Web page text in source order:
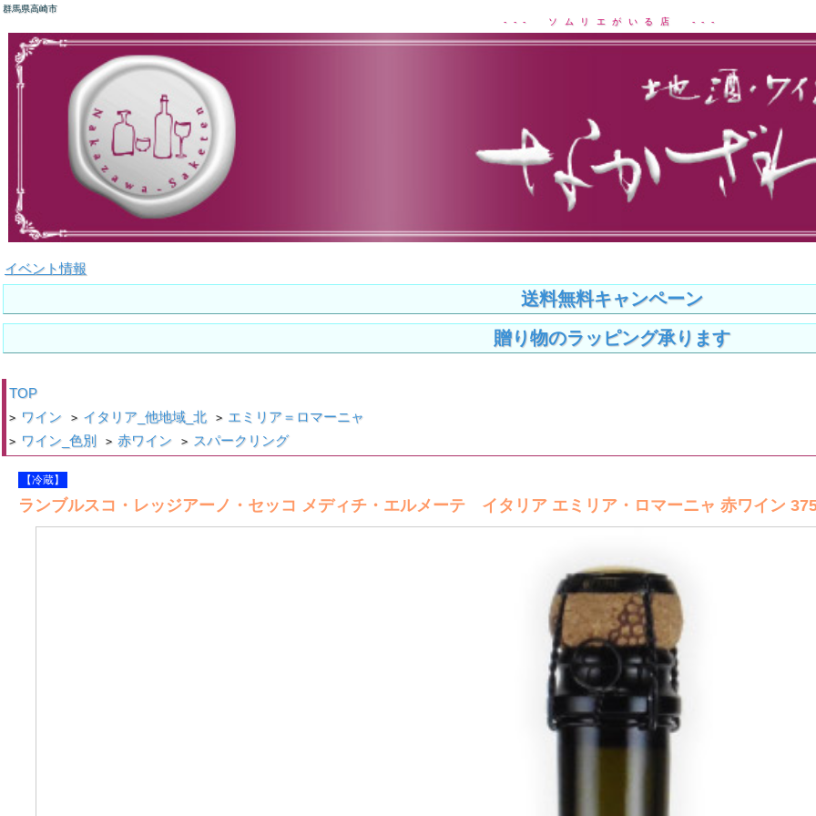
群馬県高崎市
--- ソムリエがいる店 ---
イベント情報
送料無料キャンペーン
贈り物のラッピング承ります
TOP
> ワイン > イタリア_他地域_北 > エミリア＝ロマーニャ
> ワイン_色別 > 赤ワイン > スパークリング
【冷蔵】
ランブルスコ・レッジアーノ・セッコ メディチ・エルメーテ イタリア エミリア・ロマーニャ 赤ワイン